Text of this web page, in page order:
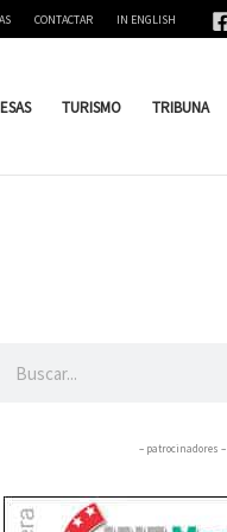
CONTACTAR IN ENGLISH
TURISMO TRIBUNA
– patrocinadores –